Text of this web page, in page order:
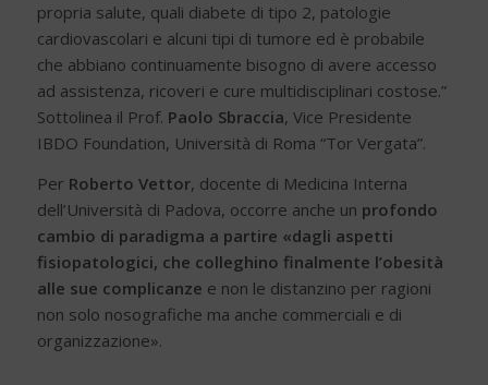
propria salute, quali diabete di tipo 2, patologie
cardiovascolari e alcuni tipi di tumore ed è probabile
che abbiano continuamente bisogno di avere accesso
ad assistenza, ricoveri e cure multidisciplinari costose.”
Sottolinea il Prof. Paolo Sbraccia, Vice Presidente
IBDO Foundation, Università di Roma “Tor Vergata”.
Per Roberto Vettor, docente di Medicina Interna
dell’Università di Padova, occorre anche un profondo
cambio di paradigma a partire «dagli aspetti
fisiopatologici, che colleghino finalmente l’obesità
alle sue complicanze e non le distanzino per ragioni
non solo nosografiche ma anche commerciali e di
organizzazione».